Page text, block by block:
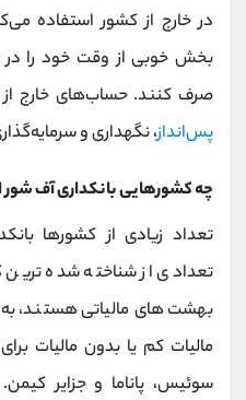
در خارج از کشور استفاده
بخش خوبی از وقت خود را
صرف کنند. حساب‌های خارج از
پس‌انداز، نگهداری و
چه کشورهایی بانکداری آف‌ شور
تعداد زیادی از کشورها
تعدادی از شناخته شده ترین
بهشت های مالیاتی هستند،
مالیات کم یا بدون مالیات برای
سوئیس، پاناما و جزایر